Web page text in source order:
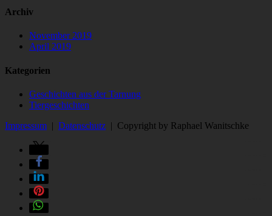
Archiv
November 2019
April 2019
Kategorien
Geschichten aus der Tarnung
Tiergeschichten
Impressum | Datenschutz | Copyright by Raphael Wanitschke